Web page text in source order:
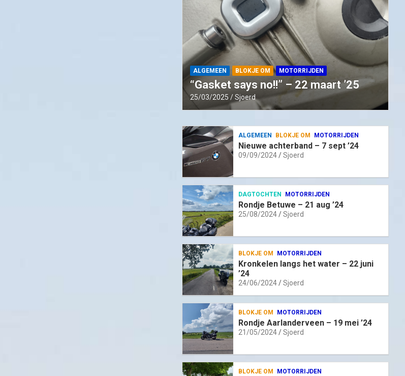
ALGEMEEN BLOKJE OM MOTORRIJDEN
“Gasket says no!!” – 22 maart ’25
25/03/2025 Sjoerd
ALGEMEEN BLOKJE OM MOTORRIJDEN
Nieuwe achterband – 7 sept ’24
09/09/2024 Sjoerd
DAGTOCHTEN MOTORRIJDEN
Rondje Betuwe – 21 aug ’24
25/08/2024 Sjoerd
BLOKJE OM MOTORRIJDEN
Kronkelen langs het water – 22 juni
’24
24/06/2024 Sjoerd
BLOKJE OM MOTORRIJDEN
Rondje Aarlanderveen – 19 mei ’24
21/05/2024 Sjoerd
BLOKJE OM MOTORRIJDEN